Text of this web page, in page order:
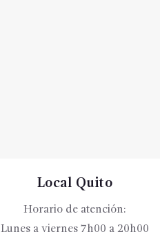
Local Quito
Horario de atención:
Lunes a viernes 7h00 a 20h00